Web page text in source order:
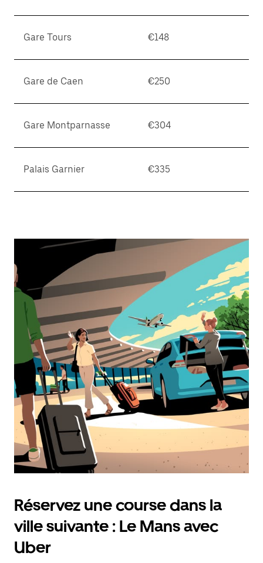
Gare Tours €148
Gare de Caen €250
Gare Montparnasse €304
Palais Garnier €335
Réservez une course dans la
ville suivante : Le Mans avec
Uber